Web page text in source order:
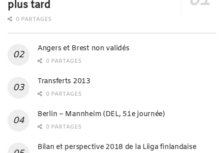
plus tard
0 PARTAGES
Angers et Brest non validés
0 PARTAGES
Transferts 2013
0 PARTAGES
Berlin – Mannheim (DEL, 51e journée)
0 PARTAGES
Bilan et perspective 2018 de la Liiga finlandaise